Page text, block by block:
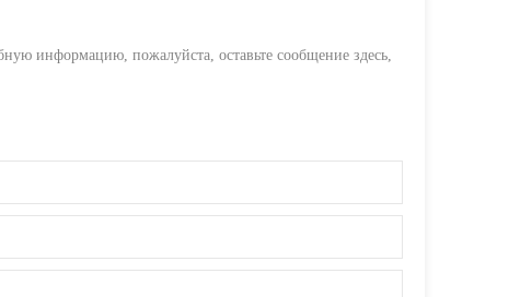
информацию, пожалуйста, оставьте сообщение здесь,